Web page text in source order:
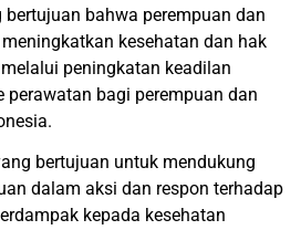
bahwa perempuan dan
kesehatan dan hak
peningkatan keadilan
perawatan bagi perempuan dan
bertujuan untuk mendukung
dalam aksi dan respon terhadap
kepada kesehatan